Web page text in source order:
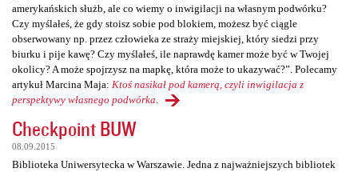
amerykańskich służb, ale co wiemy o inwigilacji na własnym podwórku?
Czy myślałeś, że gdy stoisz sobie pod blokiem, możesz być ciągle
obserwowany np. przez człowieka ze straży miejskiej, który siedzi przy
biurku i pije kawę? Czy myślałeś, ile naprawdę kamer może być w Twojej
okolicy? A może spojrzysz na mapkę, która może to ukazywać?”. Polecamy
artykuł Marcina Maja: Ktoś nasikał pod kamerą, czyli inwigilacja z
perspektywy własnego podwórka
Checkpoint BUW
08.09.2015
Biblioteka Uniwersytecka w Warszawie. Jedna z najważniejszych bibliotek